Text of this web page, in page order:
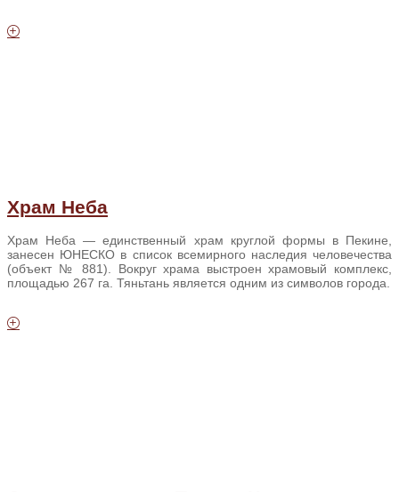
Храм Неба
Храм Неба — единственный храм круглой формы в Пекине,
занесен ЮНЕСКО в список всемирного наследия человечества
(объект № 881). Вокруг храма выстроен храмовый комплекс,
площадью 267 га. Тяньтань является одним из символов города.